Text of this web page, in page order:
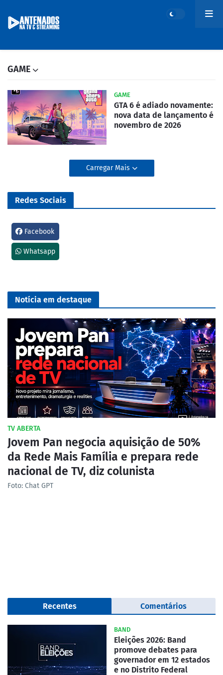
GAME
GAME
GTA 6 é adiado novamente:
nova data de lançamento é
novembro de 2026
Carregar Mais
Redes Sociais
Facebook
Whatsapp
Notícia em destaque
TV ABERTA
Jovem Pan negocia aquisição de 50%
da Rede Mais Família e prepara rede
nacional de TV, diz colunista
Foto: Chat GPT
Recentes Comentários
BAND
Eleições 2026: Band
promove debates para
governador em 12 estados
e no Distrito Federal